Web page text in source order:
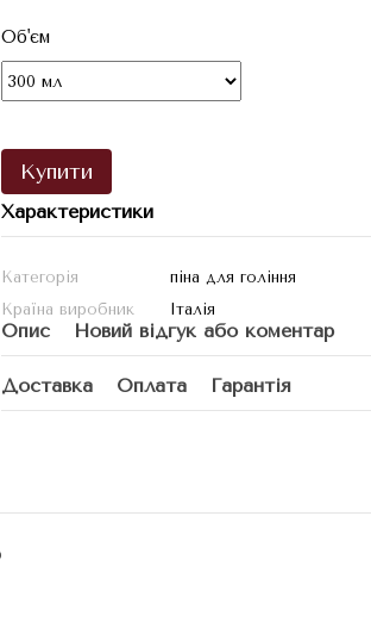
Об'єм
Купити
Характеристики
Категорія
піна для гоління
Країна виробник
Італія
Опис Новий відгук або коментар
Доставка Оплата Гарантія